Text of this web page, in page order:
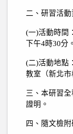
二、研習活動
(一)活動時間：
下午4時30分。
(二)活動地點
教室（新北
三、本研習
證明。
四、隨文檢